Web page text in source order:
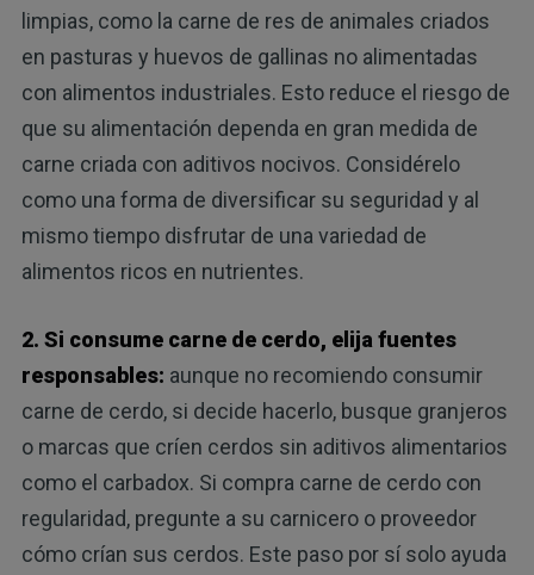
limpias, como la carne de res de animales criados
en pasturas y huevos de gallinas no alimentadas
con alimentos industriales. Esto reduce el riesgo de
que su alimentación dependa en gran medida de
carne criada con aditivos nocivos. Considérelo
como una forma de diversificar su seguridad y al
mismo tiempo disfrutar de una variedad de
alimentos ricos en nutrientes.
2. Si consume carne de cerdo, elija fuentes
responsables: aunque no recomiendo consumir
carne de cerdo, si decide hacerlo, busque granjeros
o marcas que críen cerdos sin aditivos alimentarios
como el carbadox. Si compra carne de cerdo con
regularidad, pregunte a su carnicero o proveedor
cómo crían sus cerdos. Este paso por sí solo ayuda